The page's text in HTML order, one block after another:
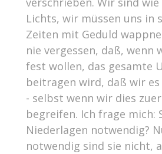
Lichts, wir müssen uns in
Zeiten mit Geduld
nie vergessen, daß, wenn
fest wollen, das gesamte
beitragen wird, daß wir
- selbst wenn wir dies
begreifen. Ich frage mich:
Niederlagen notwendig?
notwendig sind sie nicht,